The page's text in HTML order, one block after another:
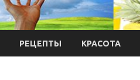
РЕЦЕПТЫ КРАСОТА